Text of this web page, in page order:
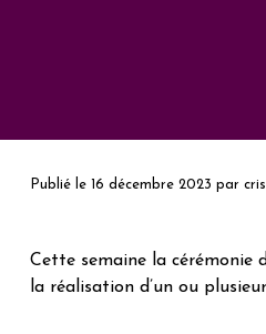
Publié le 16 décembre 2023 par
Cette semaine la cérémonie
la réalisation d’un ou